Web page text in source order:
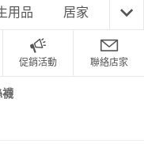
保健
用品 居家 3C
促銷活動 聯絡店家
襪